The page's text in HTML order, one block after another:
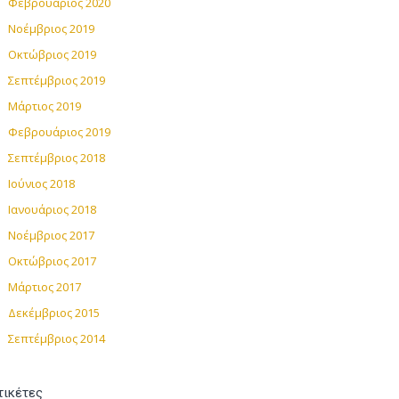
Νοέμβριος 2019
Οκτώβριος 2019
Σεπτέμβριος 2019
Μάρτιος 2019
Φεβρουάριος 2019
Σεπτέμβριος 2018
Ιούνιος 2018
Ιανουάριος 2018
Νοέμβριος 2017
Οκτώβριος 2017
Μάρτιος 2017
Δεκέμβριος 2015
Σεπτέμβριος 2014